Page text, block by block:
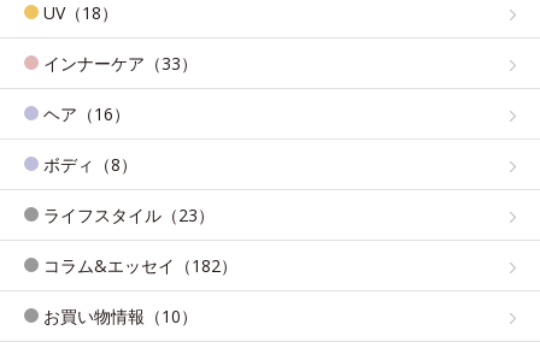
UV（18）
インナーケア（33）
ヘア（16）
ボディ（8）
ライフスタイル（23）
コラム&エッセイ（182）
お買い物情報（10）